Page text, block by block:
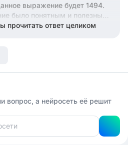
выражение будет 1494.
было понятным и полезным
еще вопросы, не стесняйся
прочитать ответ целиком
вопрос, а нейросеть её решит